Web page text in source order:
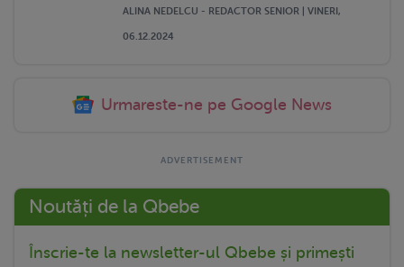
ALINA NEDELCU - REDACTOR SENIOR | VINERI,
06.12.2024
Urmareste-ne pe Google News
Noutăți de la Qbebe
Înscrie-te la newsletter-ul Qbebe și primești